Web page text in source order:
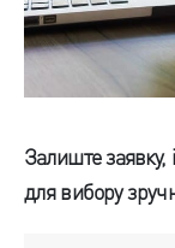
Залиште
для вибору